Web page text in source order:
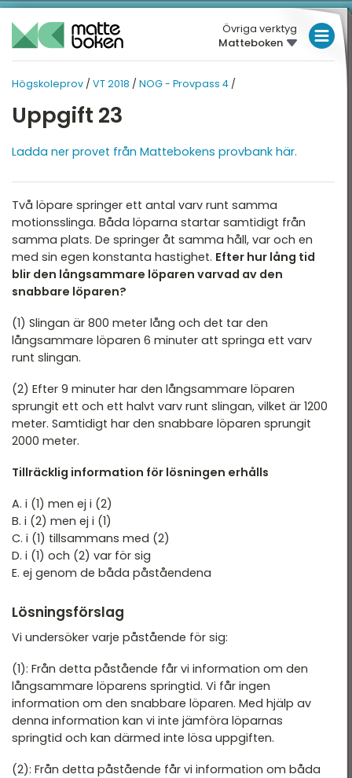
Övriga verktyg
Matteboken
Högskoleprov / VT 2018 / NOG - Provpass 4 /
Uppgift 23
Ladda ner provet från Mattebokens provbank här.
Två löpare springer ett antal varv runt samma
motionsslinga. Båda löparna startar samtidigt från
samma plats. De springer åt samma håll, var och en
med sin egen konstanta hastighet. Efter hur lång tid
blir den långsammare löparen varvad av den
snabbare löparen?
(1) Slingan är 800 meter lång och det tar den
långsammare löparen 6 minuter att springa ett varv
runt slingan.
(2) Efter 9 minuter har den långsammare löparen
sprungit ett och ett halvt varv runt slingan, vilket är 1200
meter. Samtidigt har den snabbare löparen sprungit
2000 meter.
Tillräcklig information för lösningen erhålls
A. i (1) men ej i (2)
B. i (2) men ej i (1)
C. i (1) tillsammans med (2)
D. i (1) och (2) var för sig
E. ej genom de båda påståendena
Lösningsförslag
Vi undersöker varje påstående för sig:
(1): Från detta påstående får vi information om den
långsammare löparens springtid. Vi får ingen
information om den snabbare löparen. Med hjälp av
denna information kan vi inte jämföra löparnas
springtid och kan därmed inte lösa uppgiften.
(2): Från detta påstående får vi information om båda
LÅGSTADIET
MELLANSTADIET
GYMNASIET
HÖGSKOLEPROV
Översikt
2026
2025
2025
2024
2024
2023
2023
2022
2022 - maj
2022 - mars
2021
2021
2018
HÖGSKOLEPROV
Översikt
XYZ - Provpass 4
KVA - Provpass 1
KVA - Provpass 4
NOG - Provpass 4
DTK - Provpass 4
2017
2014
2012
DIGITALA VERKTYG
MATTE PÅ LÄTT SV